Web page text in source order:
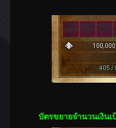
บัตรขยายจำนวนเงิน